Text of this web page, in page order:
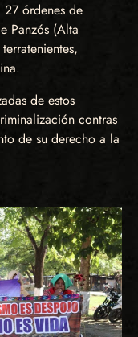
órdenes de
Panzós (Alta
de estos
contras
de su derecho a la